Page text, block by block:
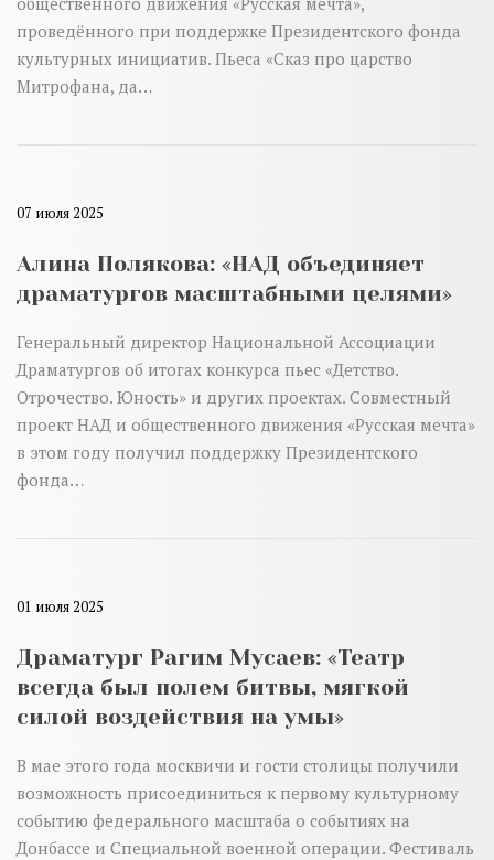
проведённого при поддержке Президентского фонда
культурных инициатив. Пьеса «Сказ про царство
Митрофана, да…
07 июля 2025
Алина Полякова: «НАД объединяет
драматургов масштабными целями»
Генеральный директор Национальной Ассоциации
Драматургов об итогах конкурса пьес «Детство.
Отрочество. Юность» и других проектах. Совместный
проект НАД и общественного движения «Русская мечта»
в этом году получил поддержку Президентского
фонда…
01 июля 2025
Драматург Рагим Мусаев: «Театр
всегда был полем битвы, мягкой
силой воздействия на умы»
В мае этого года москвичи и гости столицы получили
возможность присоединиться к первому культурному
событию федерального масштаба о событиях на
Донбассе и Специальной военной операции. Фестиваль